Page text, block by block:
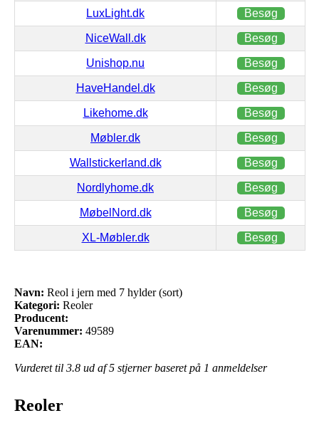
LuxLight.dk Besøg
NiceWall.dk Besøg
Unishop.nu Besøg
HaveHandel.dk Besøg
Likehome.dk Besøg
Møbler.dk Besøg
Wallstickerland.dk Besøg
Nordlyhome.dk Besøg
MøbelNord.dk Besøg
XL-Møbler.dk Besøg
Navn: Reol i jern med 7 hylder (sort)
Kategori: Reoler
Producent:
Varenummer: 49589
EAN:
Vurderet til 3.8 ud af 5 stjerner baseret på 1 anmeldelser
Reoler